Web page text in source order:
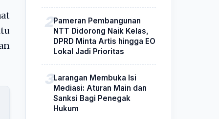
Pameran Pembangunan
NTT Didorong Naik Kelas,
DPRD Minta Artis hingga EO
Lokal Jadi Prioritas
Larangan Membuka Isi
Mediasi: Aturan Main dan
Sanksi Bagi Penegak
Hukum